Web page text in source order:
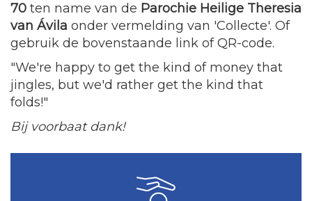
70 ten name van de Parochie Heilige Theresia
van Ávila onder vermelding van 'Collecte'. Of
gebruik de bovenstaande link of QR-code.
"We're happy to get the kind of money that
jingles, but we'd rather get the kind that
folds!"
Bij voorbaat dank!